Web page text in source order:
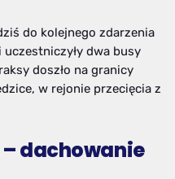
do kolejnego zdarzenia
dwa busy
doszło na granicy
w rejonie przecięcia z
dachowanie